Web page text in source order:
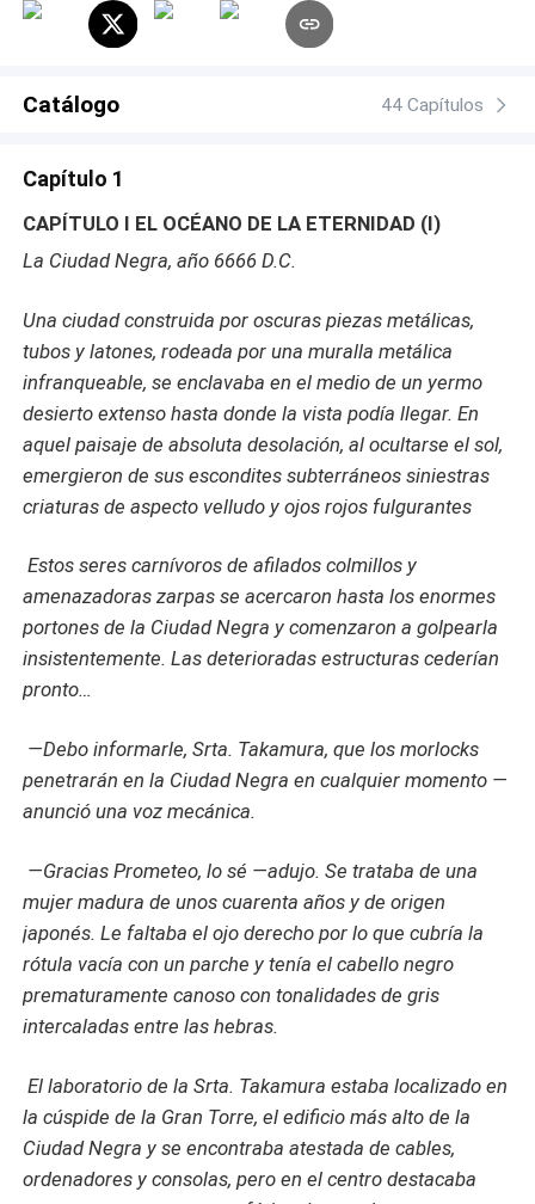
Catálogo 44 Capítulos
Capítulo 1
CAPÍTULO I EL OCÉANO DE LA ETERNIDAD (I)
La Ciudad Negra, año 6666 D.C.
Una ciudad construida por oscuras piezas metálicas,
tubos y latones, rodeada por una muralla metálica
infranqueable, se enclavaba en el medio de un yermo
desierto extenso hasta donde la vista podía llegar. En
aquel paisaje de absoluta desolación, al ocultarse el sol,
emergieron de sus escondites subterráneos siniestras
criaturas de aspecto velludo y ojos rojos fulgurantes
Estos seres carnívoros de afilados colmillos y
amenazadoras zarpas se acercaron hasta los enormes
portones de la Ciudad Negra y comenzaron a golpearla
insistentemente. Las deterioradas estructuras cederían
pronto…
—Debo informarle, Srta. Takamura, que los morlocks
penetrarán en la Ciudad Negra en cualquier momento —
anunció una voz mecánica.
—Gracias Prometeo, lo sé —adujo. Se trataba de una
mujer madura de unos cuarenta años y de origen
japonés. Le faltaba el ojo derecho por lo que cubría la
rótula vacía con un parche y tenía el cabello negro
prematuramente canoso con tonalidades de gris
intercaladas entre las hebras.
El laboratorio de la Srta. Takamura estaba localizado en
la cúspide de la Gran Torre, el edificio más alto de la
Ciudad Negra y se encontraba atestada de cables,
ordenadores y consolas, pero en el centro destacaba